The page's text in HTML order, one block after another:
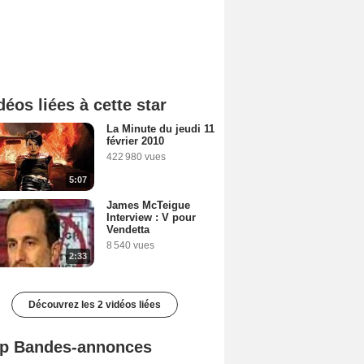
liées à cette star
5:07
La Minute du jeudi 11
février 2010
422 980 vues
2:33
James McTeigue
Interview : V pour
Vendetta
8 540 vues
Découvrez les 2 vidéos liées
Bandes-annonces
Mutiny Bande-annonce VO STFR Spider-Man: Brand New Day Bande-annonce VO STFR